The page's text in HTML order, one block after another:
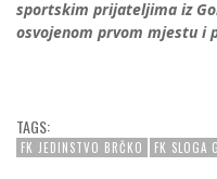
sportskim prijateljima iz
osvojenom prvom mjestu i
TAGS:
FK JEDINSTVO BRČKO FK SLOGA